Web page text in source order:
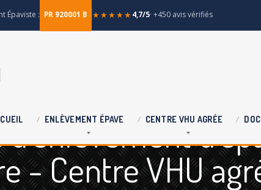
Épaviste : PR 920001 B ★★★★★4,7/5· +450 avis vérifiés
ENLÈVEMENT ÉPAVE CENTRE VHU AGRÉE
d'enlèvement
- Centre VHU